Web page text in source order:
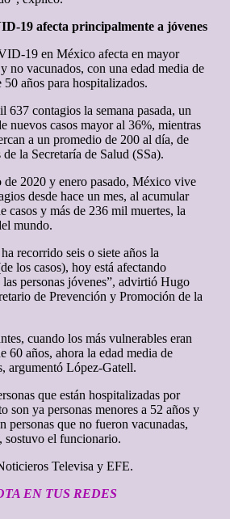
19 afecta principalmente a jóvenes
19 en México afecta en mayor
no vacunados, con una edad media de
50 años para hospitalizados.
contagios la semana pasada, un
nuevos casos mayor al 36%, mientras
a un promedio de 200 al día, de
la Secretaría de Salud (SSa).
de 2020 y enero pasado, México vive
desde hace un mes, al acumular
casos y más de 236 mil muertes, la
mundo.
recorrido seis o siete años la
los casos), hoy está afectando
personas jóvenes”, advirtió Hugo
de Prevención y Promoción de la
cuando los más vulnerables eran
60 años, ahora la edad media de
argumentó López-Gatell.
que están hospitalizadas por
son ya personas menores a 52 años y
personas que no fueron vacunadas,
sostuvo el funcionario.
Televisa y EFE.
EN TUS REDES